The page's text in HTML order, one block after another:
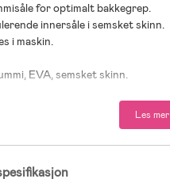
for optimalt bakkegrep.
innersåle i semsket skinn.
i maskin.
EVA, semsket skinn.
Les mer